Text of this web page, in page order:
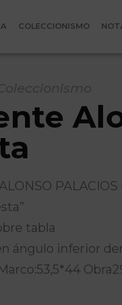
COLECCIONISMO
PALACIOS
tabla
ángulo inferior